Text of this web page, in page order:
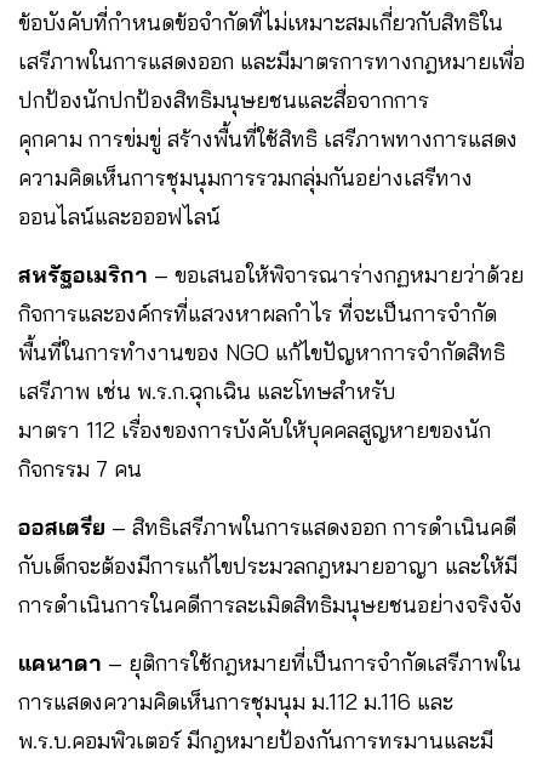
ข้อบังคับที่กำหนดข้อจำกัดที่ไม่เหมาะสมเกี่ยวกับสิทธิใน
เสรีภาพในการแสดงออก และมีมาตรการทางกฎหมายเพื่อ
ปกป้องนักปกป้องสิทธิมนุษยชนและสื่อจากการ
คุกคาม การข่มขู่ สร้างพื้นที่ใช้สิทธิ เสรีภาพทางการแสดง
ความคิดเห็นการชุมนุมการรวมกลุ่มกันอย่างเสรีทาง
ออนไลน์และอออฟไลน์
สหรัฐอเมริกา – ขอเสนอให้พิจารณาร่างกฏหมายว่าด้วย
กิจการและองค์กรที่แสวงหาผลกำไร ที่จะเป็นการจำกัด
พื้นที่ในการทำงานของ NGO แก้ไขปัญหาการจำกัดสิทธิ
เสรีภาพ เช่น พ.ร.ก.ฉุกเฉิน และโทษสำหรับ
มาตรา 112 เรื่องของการบังคับให้บุคคลสูญหายของนัก
กิจกรรม 7 คน
ออสเตรีย – สิทธิเสรีภาพในการแสดงออก การดำเนินคดี
กับเด็กจะต้องมีการแก้ไขประมวลกฎหมายอาญา และให้มี
การดำเนินการในคดีการละเมิดสิทธิมนุษยชนอย่างจริงจัง
แคนาดา – ยุติการใช้กฎหมายที่เป็นการจำกัดเสรีภาพใน
การแสดงความคิดเห็นการชุมนุม ม.112 ม.116 และ
พ.ร.บ.คอมพิวเตอร์ มีกฎหมายป้องกันการทรมานและมี